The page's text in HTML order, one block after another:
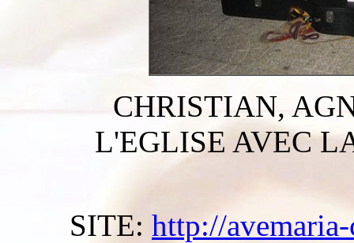
CHRISTIAN,
L'EGLISE AVEC
SITE: http://